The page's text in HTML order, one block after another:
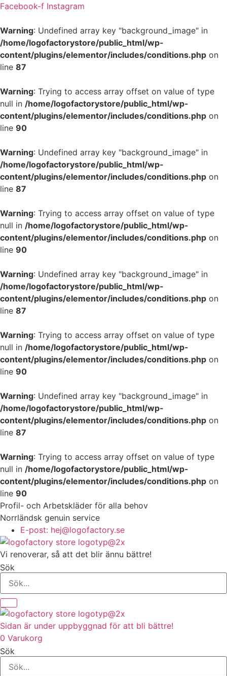
Hoppa
innehåll
Facebook-f Instagram
Warning: Undefined array key "background_image" in
/home/logofactorystore/public_html/wp-
content/plugins/elementor/includes/conditions.php on
line 87
Warning: Trying to access array offset on value of type
null in /home/logofactorystore/public_html/wp-
content/plugins/elementor/includes/conditions.php on
line 90
Warning: Undefined array key "background_image" in
/home/logofactorystore/public_html/wp-
content/plugins/elementor/includes/conditions.php on
line 87
Warning: Trying to access array offset on value of type
null in /home/logofactorystore/public_html/wp-
content/plugins/elementor/includes/conditions.php on
line 90
Warning: Undefined array key "background_image" in
/home/logofactorystore/public_html/wp-
content/plugins/elementor/includes/conditions.php on
line 87
Warning: Trying to access array offset on value of type
null in /home/logofactorystore/public_html/wp-
content/plugins/elementor/includes/conditions.php on
line 90
Warning: Undefined array key "background_image" in
/home/logofactorystore/public_html/wp-
content/plugins/elementor/includes/conditions.php on
line 87
Warning: Trying to access array offset on value of type
null in /home/logofactorystore/public_html/wp-
content/plugins/elementor/includes/conditions.php on
line 90
Profil- och Arbetskläder för alla behov
Norrländsk genuin service
E-post: hej@logofactory.se
Vi renoverar, så att det blir ännu bättre!
Sök
Sidan är under uppbyggnad för att bli bättre!
0 Varukorg
Sök